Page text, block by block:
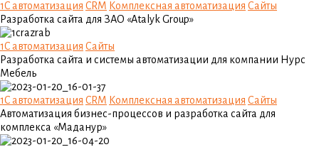
1C автоматизация CRM Комплексная автоматизация Сайты
Разработка сайта для ЗАО «Atalyk Group»
1C автоматизация Сайты
Разработка сайта и системы автоматизации для компании Нурс
Мебель
1C автоматизация CRM Комплексная автоматизация Сайты
Автоматизация бизнес-процессов и разработка сайта для
комплекса «Маданур»